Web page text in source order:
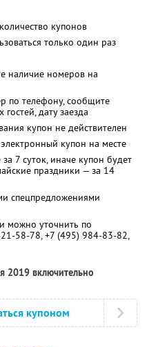
купонов
только один раз
наличие номеров на
по телефону, сообщите
гостей, дату заезда
купон не действителен
купон на месте
7 суток, иначе купон будет
праздники — за 14
спецпредложениями
можно уточнить по
58-78,+7 (495) 984-83-82,
2019 включительно
купоном